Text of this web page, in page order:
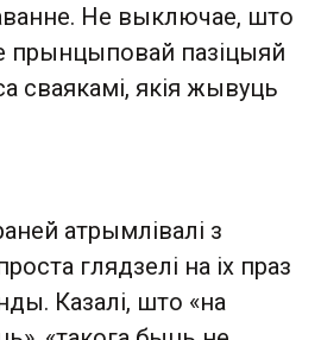
Не выключае, што
прынцыповай пазіцыяй
сваякамі, якія жывуць
атрымлівалі з
глядзелі на іх праз
Казалі, што «на